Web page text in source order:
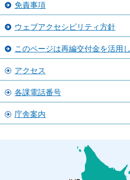
免責事項
ウェブアクセシビリティ方針
このページは再編交付金を活用
アクセス
各課電話番号
庁舎案内